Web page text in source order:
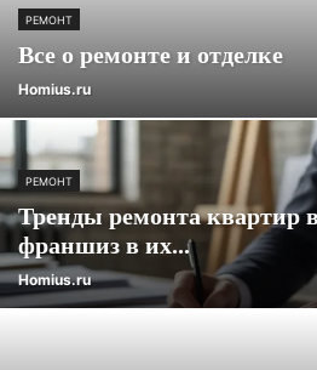
РЕМОНТ
Все о ремонте и отделке
Homius.ru
РЕМОНТ
Тренды ремонта квартир
франшиз в их...
Homius.ru